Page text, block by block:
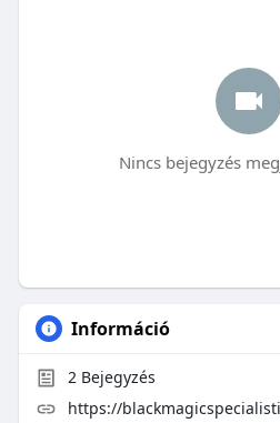
Nincs bejegyzés
Információ
2Bejegyzés
https://